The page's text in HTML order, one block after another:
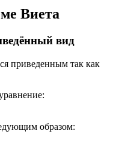
Виета
вид
приведенным так как
образом: